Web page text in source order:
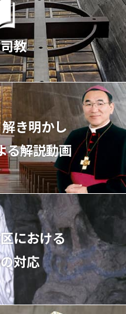
教
き明かし
る解説動画
における
対応